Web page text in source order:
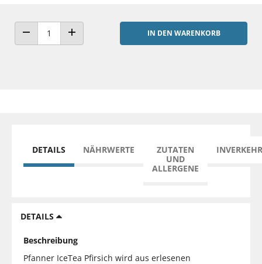
ANZAHL VERRINGERNANZAHL ERHÖHEN
IN DEN WARENKORB
DETAILS NÄHRWERTE
ZUTATEN
UND
ALLERGENE
DETAILS
Beschreibung
Pfanner IceTea Pfirsich wird aus erlesenen